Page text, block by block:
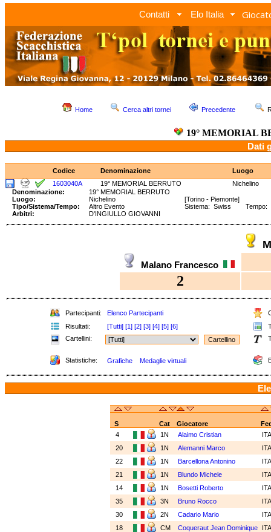
Contatti Elo Italia
Home Cerca altri tornei Precedente
19° MEMORIAL
Dati
Codice Denominazione
Luogo
1603040A
19° MEMORIAL BERRUTO
Nichelino
Denominazione:
19° MEMORIAL BERRUTO
Luogo:
Nichelino
[Torino - Piemonte]
Tipo/Sistema/Tempo:
Altro Evento
Sistema: Swiss Tempo:
Arbitri:
D'INGIULLO GIOVANNI
Malano Francesco
2
Partecipanti: Elenco Partecipanti
Risultati:
[Tutti] [1] [2] [3] [4] [5] [6]
Cartellini:
Statistiche: Grafiche Medaglie virtuali
S Cat Giocatore
4
1N Alaimo Cristian
20
1N Alemanni Marco
22
1N Barcellona Antonino
21
1N Blundo Michele
14
1N Bosetti Roberto
35
3N Bruno Rocco
30
2N Cadario Mario
18
CM Coqueraut Jean Dominique